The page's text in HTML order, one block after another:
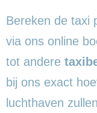
Bereken de taxi
via ons online
tot andere
bij ons exact
luchthaven